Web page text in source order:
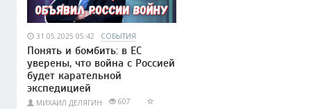
31.05.2025 05:42 СОБЫТИЯ
Понять и бомбить: в ЕС
уверены, что война с Россией
будет карательной
экспедицией
МИХАИЛ ДЕЛЯГИН 607